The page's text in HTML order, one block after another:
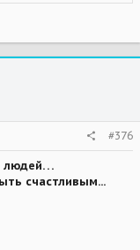
#376
. .
счастливым...